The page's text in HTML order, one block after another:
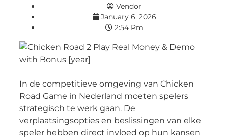
Vendor
January 6, 2026
2:54 Pm
In de competitieve omgeving van Chicken
Road Game in Nederland moeten spelers
strategisch te werk gaan. De
verplaatsingsopties en beslissingen van elke
speler hebben direct invloed op hun kansen